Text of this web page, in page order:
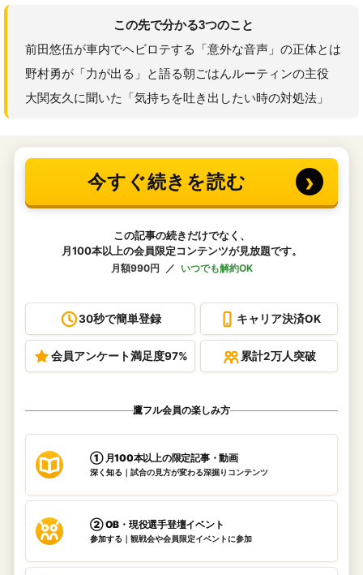
この先で分かる3つのこと
前田悠伍が車内でヘビロテする「意外な音声」の正体とは
野村勇が「力が出る」と語る朝ごはんルーティンの主役
大関友久に聞いた「気持ちを吐き出したい時の対処法」